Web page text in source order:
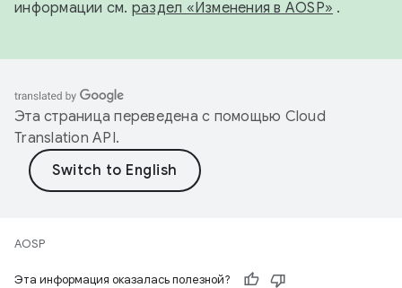
информации см. раздел «Изменения в AOSP» .
Эта страница переведена с помощью Cloud
Translation API.
AOSP
Эта информация оказалась полезной?